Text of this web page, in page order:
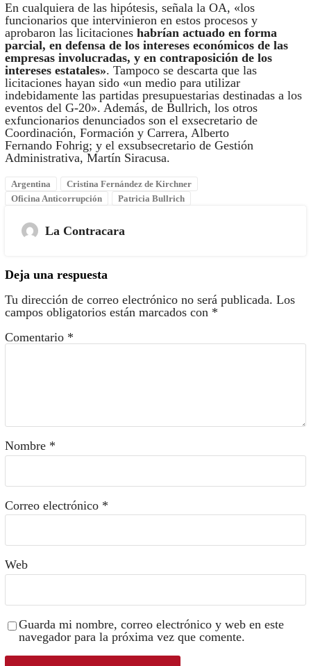
En cualquiera de las hipótesis, señala la OA, «los
funcionarios que intervinieron en estos procesos y
aprobaron las licitaciones habrían actuado en forma
parcial, en defensa de los intereses económicos de las
empresas involucradas, y en contraposición de los
intereses estatales». Tampoco se descarta que las
licitaciones hayan sido «un medio para utilizar
indebidamente las partidas presupuestarias destinadas a los
eventos del G-20». Además, de Bullrich, los otros
exfuncionarios denunciados son el exsecretario de
Coordinación, Formación y Carrera, Alberto
Fernando Fohrig; y el exsubsecretario de Gestión
Administrativa, Martín Siracusa.
Argentina
Cristina Fernández de Kirchner
Oficina Anticorrupción
Patricia Bullrich
La Contracara
Deja una respuesta
Tu dirección de correo electrónico no será publicada. Los
campos obligatorios están marcados con *
Comentario *
Nombre *
Correo electrónico *
Web
Guarda mi nombre, correo electrónico y web en este
navegador para la próxima vez que comente.